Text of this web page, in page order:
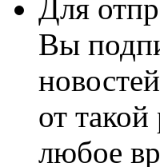
Для
Вы
от
любое